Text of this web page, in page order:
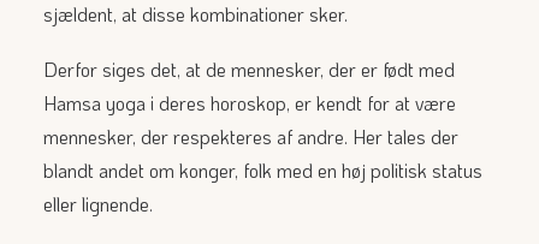
sjældent, at disse kombinationer sker.
Derfor siges det, at de mennesker, der er født med
Hamsa yoga i deres horoskop, er kendt for at være
mennesker, der respekteres af andre. Her tales der
blandt andet om konger, folk med en høj politisk status
eller lignende.